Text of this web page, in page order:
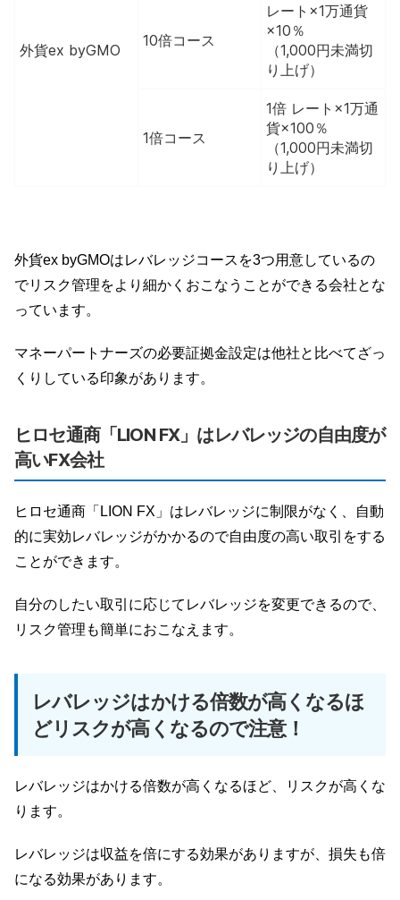
外貨ex byGMO
10倍コース
レート×1万通貨
×10％
（1,000円未満切
り上げ）
1倍コース
1倍 レート×1万通
貨×100％
（1,000円未満切
り上げ）
外貨ex byGMOはレバレッジコースを3つ用意しているの
でリスク管理をより細かくおこなうことができる会社とな
っています。
マネーパートナーズの必要証拠金設定は他社と比べてざっ
くりしている印象があります。
ヒロセ通商「LION FX」はレバレッジの自由度が
高いFX会社
ヒロセ通商「LION FX」はレバレッジに制限がなく、自動
的に実効レバレッジがかかるので自由度の高い取引をする
ことができます。
自分のしたい取引に応じてレバレッジを変更できるので、
リスク管理も簡単におこなえます。
レバレッジはかける倍数が高くなるほ
どリスクが高くなるので注意！
レバレッジはかける倍数が高くなるほど、リスクが高くな
ります。
レバレッジは収益を倍にする効果がありますが、損失も倍
になる効果があります。